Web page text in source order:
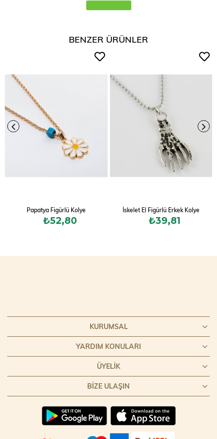
BENZER ÜRÜNLER
Papatya Figürlü Kolye
₺52,80
İskelet El Figürlü Erkek Kolye
₺39,81
KURUMSAL
YARDIM KONULARI
ÜYELIK
BIZE ULAŞIN